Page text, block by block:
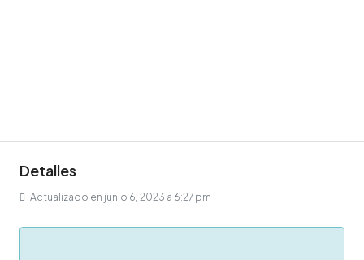
Detalles
Actualizado en junio 6, 2023 a 6:27 pm